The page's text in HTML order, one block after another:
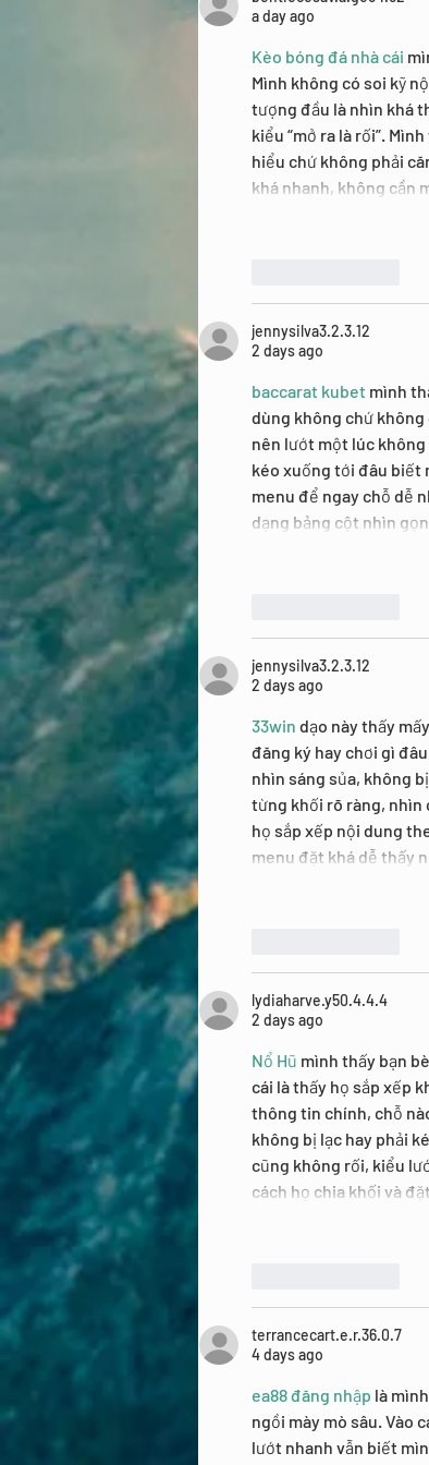
a day ago
Kèo bóng đá nhà cái
Mình không có soi kỹ
tượng đầu là nhìn khá
kiểu “mở ra là rối”.
hiểu chứ không phải
khá nhanh, không cần
jennysilva3.2.3.12
2 days ago
baccarat kubet mình
dùng không chứ không
nên lướt một lúc
kéo xuống tới đâu biết
menu để ngay chỗ dễ
dạng bảng cột nhìn
jennysilva3.2.3.12
2 days ago
33win dạo này thấy
đăng ký hay chơi gì
nhìn sáng sủa, không
từng khối rõ ràng, nhìn
họ sắp xếp nội dung
menu đặt khá dễ thấy
lydiaharve.y50.4.4.4
2 days ago
Nổ Hũ mình thấy bạn
cái là thấy họ sắp xếp
thông tin chính, chỗ
không bị lạc hay phải
cũng không rối, kiểu
cách họ chia khối và
terrancecart.e.r.36.0.7
4 days ago
ea88 đăng nhập là
ngồi mày mò sâu. Vào
lướt nhanh vẫn biết